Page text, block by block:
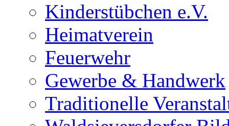
Kinderstübchen e.V.
Heimatverein
Feuerwehr
Gewerbe & Handwerk
Traditionelle